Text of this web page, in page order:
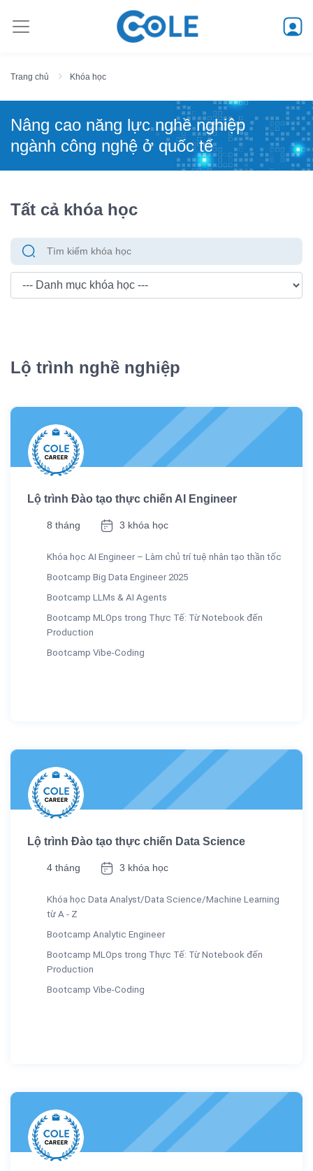
Trang chủ Khóa học
Nâng cao năng lực nghề nghiệp
ngành công nghệ ở quốc tế
Tất cả khóa học
Lộ trình nghề nghiệp
Lộ trình Đào tạo thực chiến AI Engineer
8 tháng 3 khóa học
Khóa học AI Engineer – Làm chủ trí tuệ nhân tạo thần tốc
Bootcamp Big Data Engineer 2025
Bootcamp LLMs & AI Agents
Bootcamp MLOps trong Thực Tế: Từ Notebook đến
Production
Bootcamp Vibe-Coding
Lộ trình Đào tạo thực chiến Data Science
4 tháng 3 khóa học
Khóa học Data Analyst/Data Science/Machine Learning
từ A - Z
Bootcamp Analytic Engineer
Bootcamp MLOps trong Thực Tế: Từ Notebook đến
Production
Bootcamp Vibe-Coding